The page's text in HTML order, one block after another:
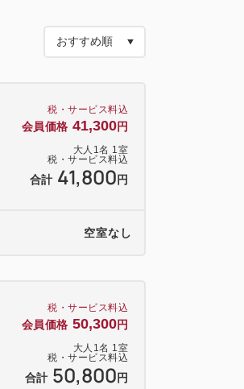
す（平間寺 大山門そ
用いただけます
かねます
税・サービス料込
会員価格 41,300円
大人 1名 1室
税・サービス料込
合計 41,800 円
空室なし
税・サービス料込
会員価格 50,300円
大人 1名 1室
税・サービス料込
合計 50,800 円